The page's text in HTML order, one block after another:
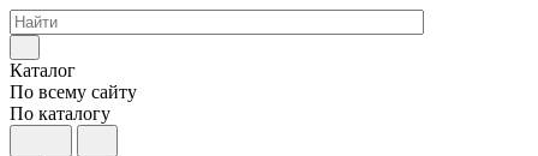
Каталог
По всему сайту
По каталогу